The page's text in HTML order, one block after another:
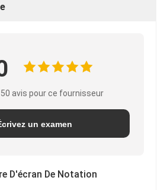
avis pour ce fournisseur
un examen
D'écran De Notation